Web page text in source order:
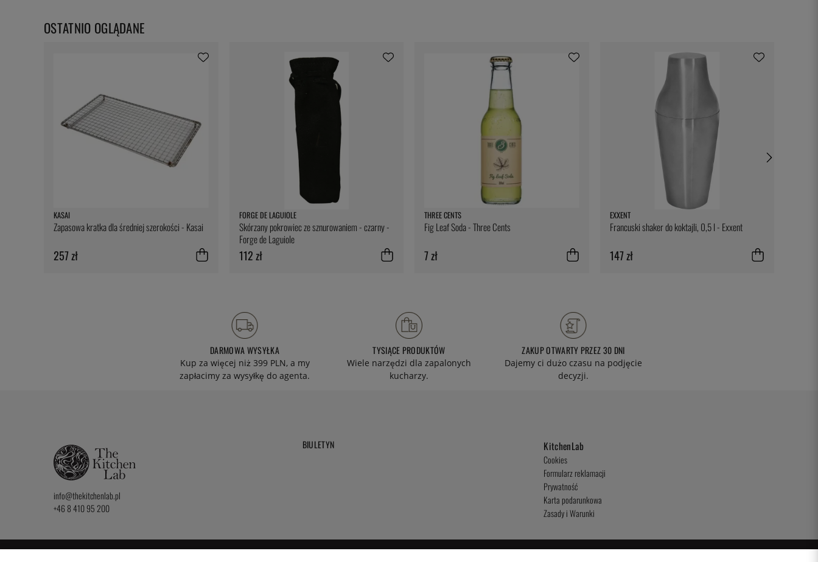
OSTATNIO OGLĄDANE
KASAI
Zapasowa kratka dla średniej szerokości - Kasai
257 zł
FORGE DE LAGUIOLE
Skórzany pokrowiec ze sznurowaniem - czarny -
Forge de Laguiole
112 zł
THREE CENTS
Fig Leaf Soda - Three Cents
7 zł
EXXENT
Francuski shaker do koktajli, 0,5 l - Exxent
147 zł
DARMOWA WYSYŁKA
Kup za więcej niż 399 PLN, a my
zapłacimy za wysyłkę do agenta.
TYSIĄCE PRODUKTÓW
Wiele narzędzi dla zapalonych
kucharzy.
ZAKUP OTWARTY PRZEZ 30 DNI
Dajemy ci dużo czasu na podjęcie
decyzji.
info@thekitchenlab.pl
+46 8 410 95 200
BIULETYN KitchenLab
Cookies
Formularz reklamacji
Prywatność
Karta podarunkowa
Zasady i Warunki